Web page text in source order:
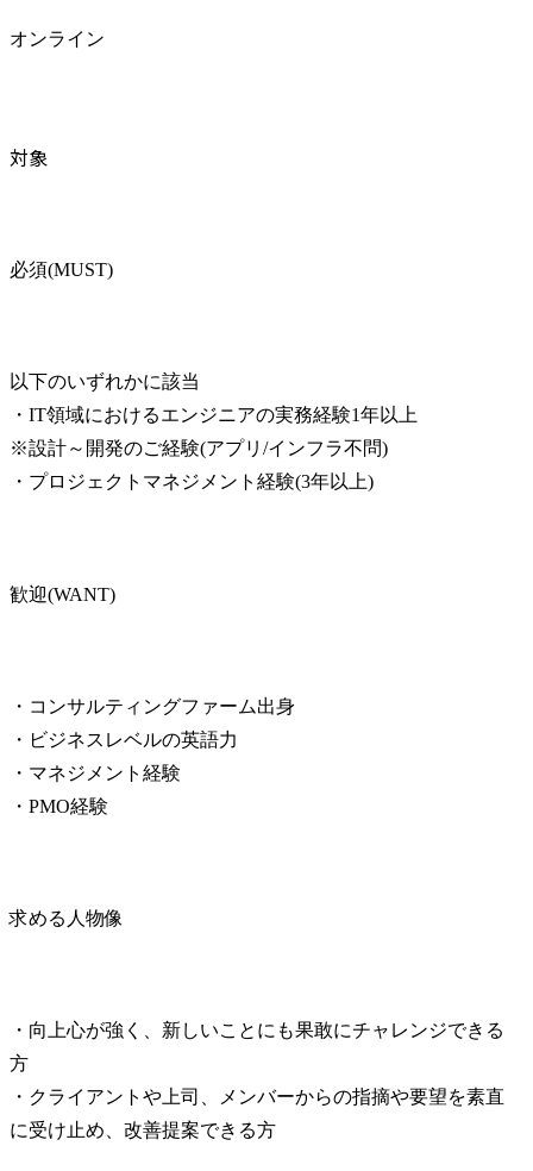
オンライン
対象
必須(MUST)
以下のいずれかに該当
・IT領域におけるエンジニアの実務経験1年以上
※設計～開発のご経験(アプリ/インフラ不問)
・プロジェクトマネジメント経験(3年以上)
歓迎(WANT)
・コンサルティングファーム出身
・ビジネスレベルの英語力
・マネジメント経験
・PMO経験
求める人物像
・向上心が強く、新しいことにも果敢にチャレンジできる
方
・クライアントや上司、メンバーからの指摘や要望を素直
に受け止め、改善提案できる方